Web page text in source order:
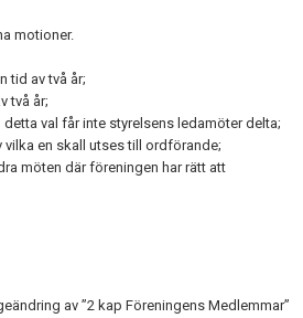
motioner.
tid av två år;
två år;
val får inte styrelsens ledamöter delta;
vilka en skall utses till ordförande;
möten där föreningen har rätt att
av ”2 kap Föreningens Medlemmar”